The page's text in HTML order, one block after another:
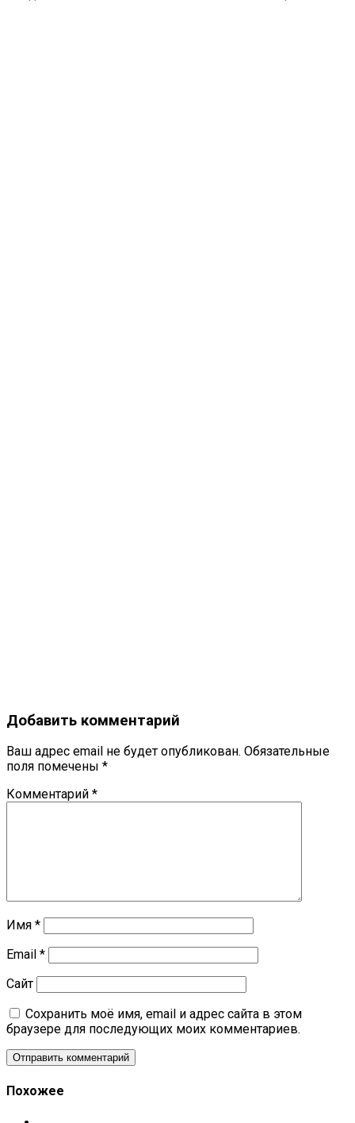
Добавить комментарий
Ваш адрес email не будет опубликован. Обязательные
поля помечены *
Комментарий *
Имя *
Email *
Сайт
Сохранить моё имя, email и адрес сайта в этом
браузере для последующих моих комментариев.
Похожее